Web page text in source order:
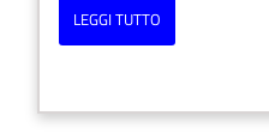
LEGGI TUTTO